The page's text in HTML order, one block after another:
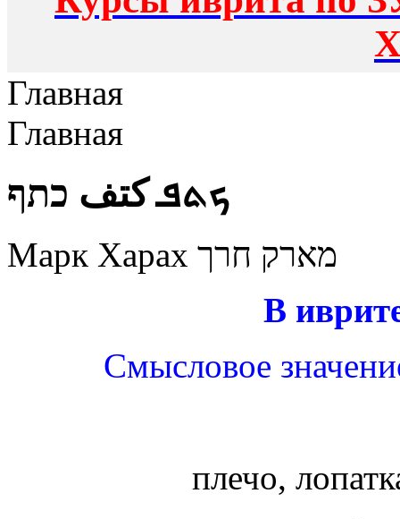
Главная
Главная
ܟܬܦ كتف כתף
Марк Харах מארק חרך
В
Смысловое
плечо,